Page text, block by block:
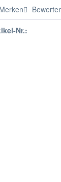
Merken
Nr.: